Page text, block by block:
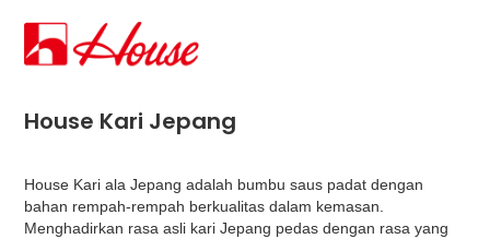
House Kari Jepang
House Kari ala Jepang adalah bumbu saus padat dengan
bahan rempah-rempah berkualitas dalam kemasan.
Menghadirkan rasa asli kari Jepang pedas dengan rasa yang